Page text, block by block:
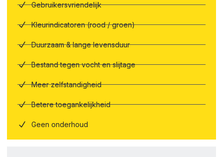
Gebruikersvriendelijk
Kleurindicatoren (rood / groen)
Duurzaam & lange levensduur
Bestand tegen vocht en slijtage
Meer zelfstandigheid
Betere toegankelijkheid
Geen onderhoud